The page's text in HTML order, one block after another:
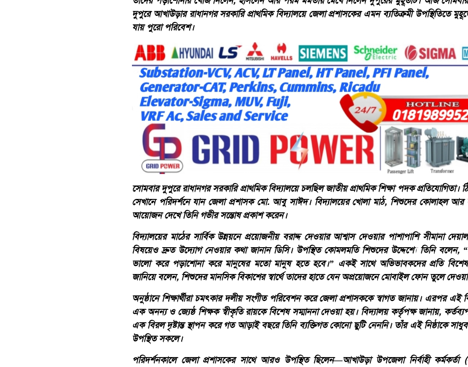
দুপুরে আখাউড়ার রাধানগর সরকারি প্রাথমিক বিদ্যালয়ে জেলা প্রশাসকের এমন ব্যতিক্রমী উপস্থিতিতে
যায় পুরো পরিবেশ।
​সোমবার দুপুরে রাধানগর সরকারি প্রাথমিক বিদ্যালয়ে চলছিল জাতীয় প্রাথমিক শিক্ষা পদক প্রতিযোগিতা।
সেখানে পরিদর্শনে যান জেলা প্রশাসক মো. আবু সাঈদ। বিদ্যালয়ের খোলা মাঠ, শিশুদের কোলাহল আর
আয়োজন দেখে তিনি গভীর সন্তোষ প্রকাশ করেন।
​বিদ্যালয়ের মাঠের সার্বিক উন্নয়নে প্রয়োজনীয় বরাদ্দ দেওয়ার আশ্বাস দেওয়ার পাশাপাশি সীমানা দেয়াল
বিষয়েও দ্রুত উদ্যোগ নেওয়ার কথা জানান ডিসি। উপস্থিত কোমলমতি শিশুদের উদ্দেশ্যে তিনি বলেন,
ভালো করে পড়াশোনা করে মানুষের মতো মানুষ হতে হবে।” একই সাথে অভিভাবকদের প্রতি
জানিয়ে বলেন, শিশুদের মানসিক বিকাশের স্বার্থে তাদের হাতে যেন অপ্রয়োজনে মোবাইল ফোন তুলে
​অনুষ্ঠানে শিক্ষার্থীরা চমৎকার দলীয় সংগীত পরিবেশন করে জেলা প্রশাসককে স্বাগত জানায়। এরপর এই
এক অনন্য ও জ্যেষ্ঠ শিক্ষক স্বীকৃতি রায়কে বিশেষ সম্মাননা দেওয়া হয়। বিদ্যালয় কর্তৃপক্ষ জানায়,
এক বিরল দৃষ্টান্ত স্থাপন করে গত আড়াই বছরে তিনি ব্যক্তিগত কোনো ছুটি নেননি। তাঁর এই নিষ্ঠাকে
উপস্থিত সকলে।
​পরিদর্শনকালে জেলা প্রশাসকের সাথে আরও উপস্থিত ছিলেন—আখাউড়া উপজেলা নির্বাহী